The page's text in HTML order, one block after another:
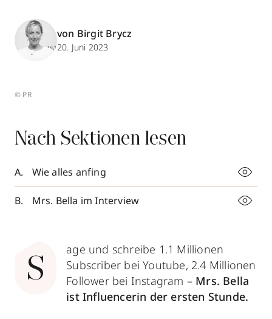
von Birgit Brycz
20. Juni 2023
© PR
Nach Sektionen lesen
Wie alles anfing
Mrs. Bella im Interview
S
age und schreibe 1.1 Millionen
Subscriber bei Youtube, 2.4 Millionen
Follower bei Instagram – Mrs. Bella
ist Influencerin der ersten Stunde.